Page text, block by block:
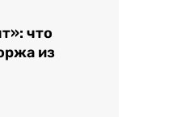
что
из